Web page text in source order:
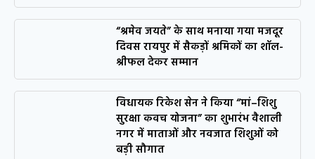
“श्रमेव जयते” के साथ मनाया गया मजदूर
दिवस रायपुर में सैकड़ों श्रमिकों का शॉल-
श्रीफल देकर सम्मान
विधायक रिकेश सेन ने किया “मां–शिशु
सुरक्षा कवच योजना” का शुभारंभ वैशाली
नगर में माताओं और नवजात शिशुओं को
बड़ी सौगात